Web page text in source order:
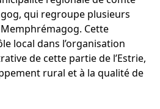
qui regroupe plusieurs
Cette
local dans l’organisation
de cette partie de l’Estrie,
rural et à la qualité de